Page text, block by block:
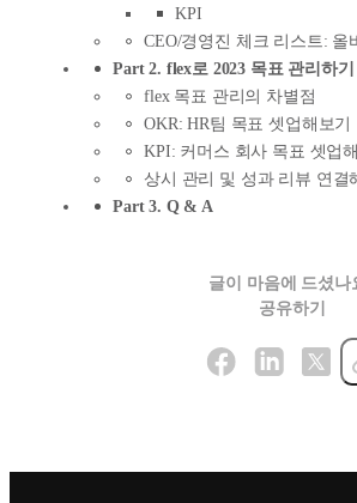
KPI
CEO/경영진 체크 리스트:
Part 2. flex로 2023 목표 관리하기
flex 목표 관리의 차별점
OKR: HR팀 목표 셋업해보기
KPI: 커머스 회사 목표 셋업해
상시 관리 및 성과 리뷰 연결
Part 3. Q & A
글이 마음에 드셨나
공유하기